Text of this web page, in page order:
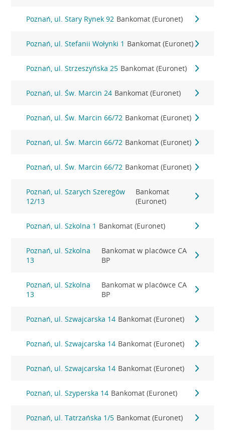
Poznań, ul. Stary Rynek 92 Bankomat (Euronet)
Poznań, ul. Stefanii Wołynki 1 Bankomat (Euronet)
Poznań, ul. Strzeszyńska 25 Bankomat (Euronet)
Poznań, ul. Św. Marcin 24 Bankomat (Euronet)
Poznań, ul. Św. Marcin 66/72 Bankomat (Euronet)
Poznań, ul. Św. Marcin 66/72 Bankomat (Euronet)
Poznań, ul. Św. Marcin 66/72 Bankomat (Euronet)
Poznań, ul. Szarych Szeregów
12/13
Bankomat
(Euronet)
Poznań, ul. Szkolna 1 Bankomat (Euronet)
Poznań, ul. Szkolna
13
Bankomat w placówce CA
BP
Poznań, ul. Szkolna
13
Bankomat w placówce CA
BP
Poznań, ul. Szwajcarska 14 Bankomat (Euronet)
Poznań, ul. Szwajcarska 14 Bankomat (Euronet)
Poznań, ul. Szwajcarska 14 Bankomat (Euronet)
Poznań, ul. Szyperska 14 Bankomat (Euronet)
Poznań, ul. Tatrzańska 1/5 Bankomat (Euronet)